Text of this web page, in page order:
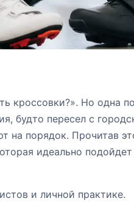
кроссовки?». Но одна
будто пересел с
на порядок. Прочитав
идеально
и личной практике.